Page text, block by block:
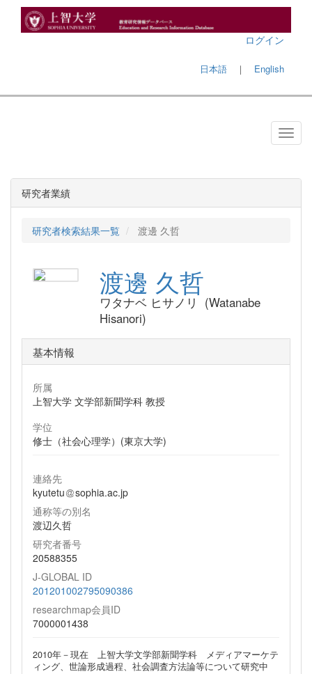
ログイン
日本語 ｜ English
研究者業績
研究者検索結果一覧 渡邊 久哲
渡邊 久哲
ワタナベ ヒサノリ (Watanabe
Hisanori)
基本情報
所属
上智大学 文学部新聞学科 教授
学位
修士（社会心理学）(東京大学)
連絡先
kyutetu
sophia.ac.jp
通称等の別名
渡辺久哲
研究者番号
20588355
J-GLOBAL ID
201201002795090386
researchmap会員ID
7000001438
2010年－現在 上智大学文学部新聞学科 メディアマーケテ
ィング、世論形成過程、社会調査方法論等について研究中